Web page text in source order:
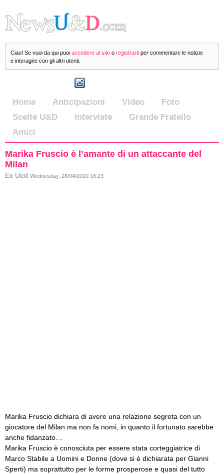
Ciao! Se vuoi da qui puoi accedere al sito o registrarti per commentare le notizie
e interagire con gli altri utenti.
Home Anticipazioni Video
Foto
Scelte U&D
Interviste
Grande Fratello
Amici
Marika Fruscio è l’amante di un attaccante del
Milan
Ex Ued Wednesday, 28/04/2010 18:23
Marika Fruscio dichiara di avere una relazione segreta con un
giocatore del Milan ma non fa nomi, in quanto il fortunato sarebbe
anche fidanzato…
Marika Fruscio è conosciuta per essere stata corteggiatrice di
Marco Stabile a Uomini e Donne (dove si è dichiarata per Gianni
Sperti) ma soprattutto per le forme prosperose e quasi del tutto